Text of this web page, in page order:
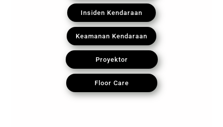
Insiden Kendaraan
Keamanan Kendaraan
Proyektor
Floor Care